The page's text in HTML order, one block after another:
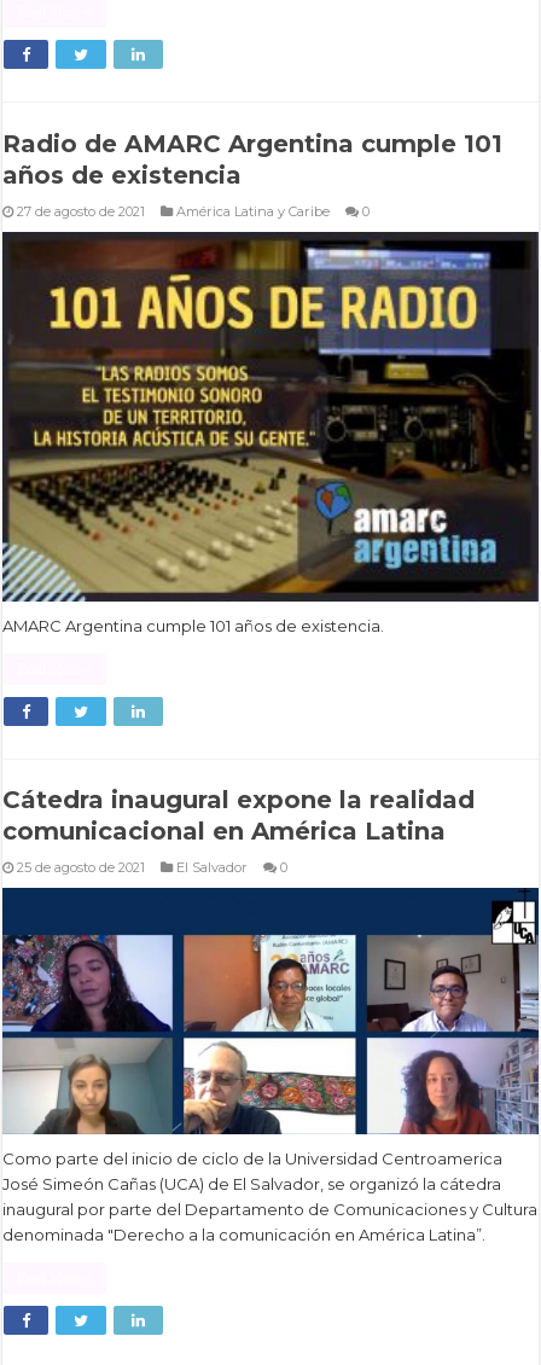
Radio de AMARC Argentina cumple 101
años de existencia
27 de agosto de 2021 América Latina y Caribe 0
AMARC Argentina cumple 101 años de existencia.
Cátedra inaugural expone la realidad
comunicacional en América Latina
25 de agosto de 2021 El Salvador 0
Como parte del inicio de ciclo de la Universidad Centroamerica
José Simeón Cañas (UCA) de El Salvador, se organizó la cátedra
inaugural por parte del Departamento de Comunicaciones y Cultura
denominada "Derecho a la comunicación en América Latina”.